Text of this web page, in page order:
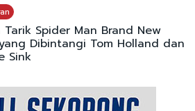
Tarik Spider Man Brand New
Dibintangi Tom Holland dan
Sink